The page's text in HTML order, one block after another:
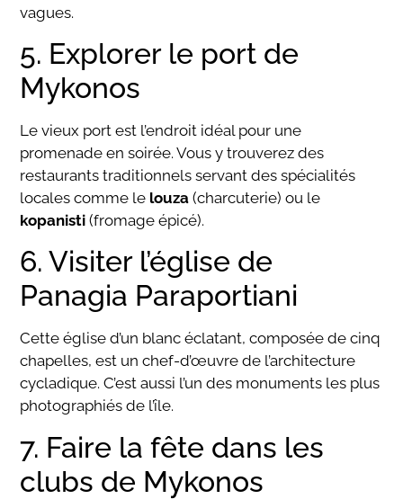
vagues.
5. Explorer le port de
Mykonos
Le vieux port est l’endroit idéal pour une
promenade en soirée. Vous y trouverez des
restaurants traditionnels servant des spécialités
locales comme le louza (charcuterie) ou le
kopanisti (fromage épicé).
6. Visiter l’église de
Panagia Paraportiani
Cette église d’un blanc éclatant, composée de cinq
chapelles, est un chef-d’œuvre de l’architecture
cycladique. C’est aussi l’un des monuments les plus
photographiés de l’île.
7. Faire la fête dans les
clubs de Mykonos